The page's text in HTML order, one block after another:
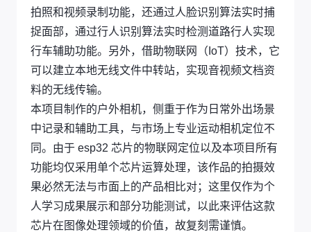
拍照和视频录制功能，还通过人脸识别算法实时捕
捉面部，通过行人识别算法实时检测道路行人实现
行车辅助功能。另外，借助物联网（IoT）技术，它
可以建立本地无线文件中转站，实现音视频文档资
料的无线传输。
本项目制作的户外相机，侧重于作为日常外出场景
中记录和辅助工具，与市场上专业运动相机定位不
同。由于 esp32 芯片的物联网定位以及本项目所有
功能均仅采用单个芯片运算处理，该作品的拍摄效
果必然无法与市面上的产品相比对；这里仅作为个
人学习成果展示和部分功能测试，以此来评估这款
芯片在图像处理领域的价值，故复刻需谨慎。